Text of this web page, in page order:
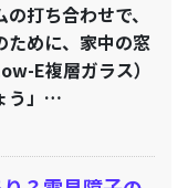
打ち合わせで、
ために、家中の窓
E複層ガラス）
う」…